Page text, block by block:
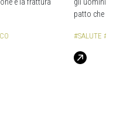
patto che
#SALUTE